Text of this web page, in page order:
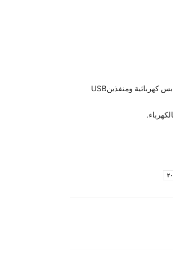
بحجم حمولة يصل الى 400 لتر وبوزن 400 رطل إضافة الى انها مزودة بأربعة مقابس كهربائية ومنفذينUSB